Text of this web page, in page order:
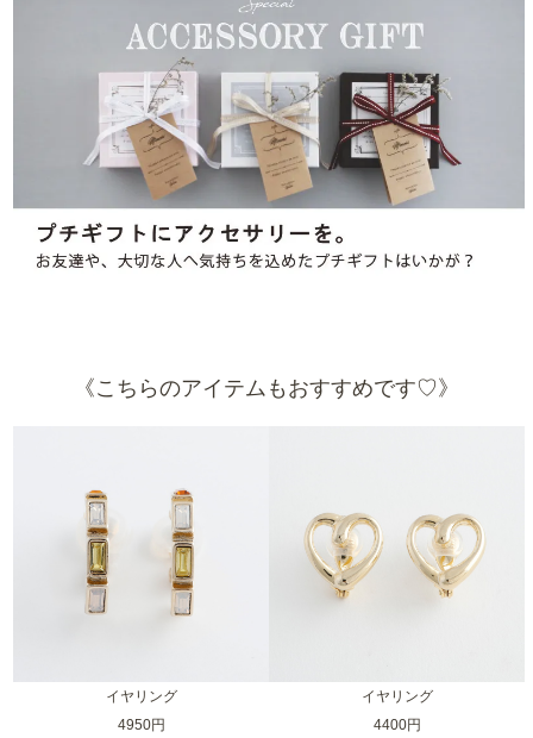
《こちらのアイテムもおすすめです♡》
イヤリング
4950円
イヤリング
4400円